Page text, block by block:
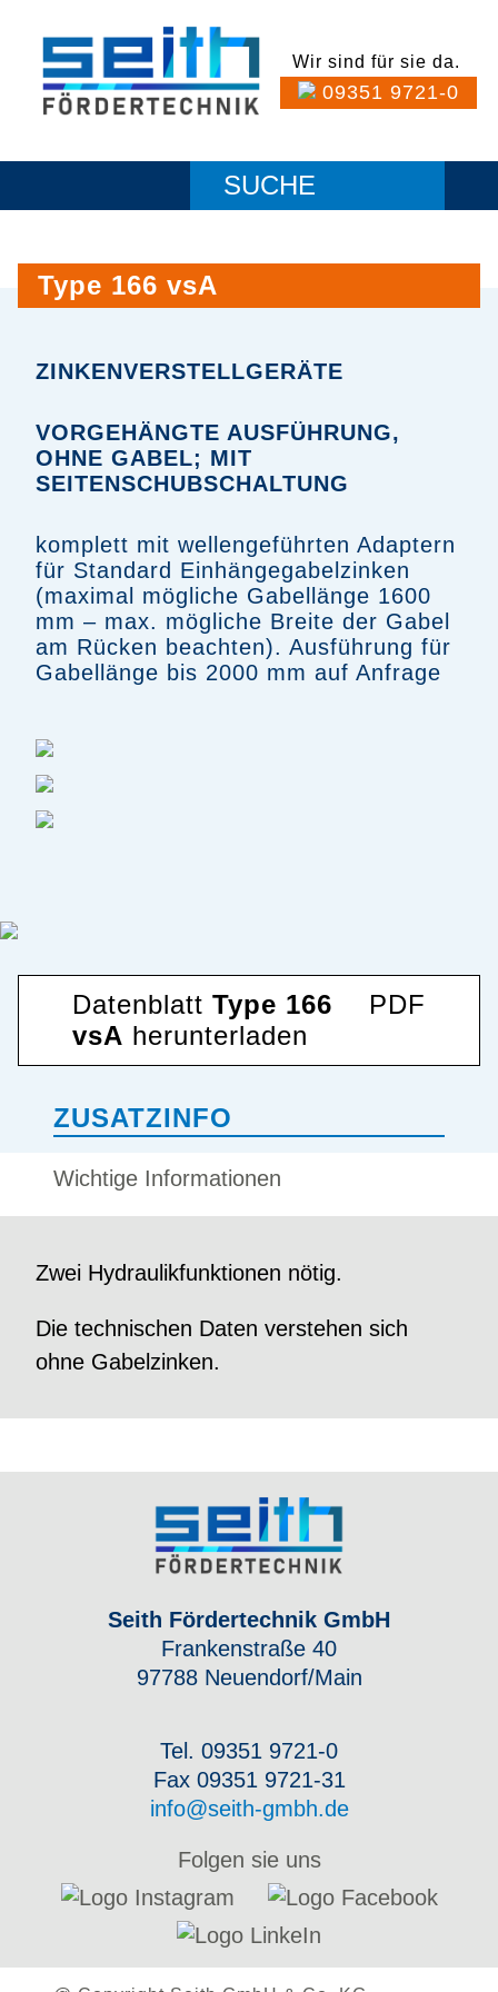
Wir sind für sie da.
09351 9721-0
Type 166 vsA
ZINKENVERSTELLGERÄTE
VORGEHÄNGTE AUSFÜHRUNG,
OHNE GABEL; MIT
SEITENSCHUBSCHALTUNG
komplett mit wellengeführten Adaptern
für Standard Einhängegabelzinken
(maximal mögliche Gabellänge 1600
mm – max. mögliche Breite der Gabel
am Rücken beachten). Ausführung für
Gabellänge bis 2000 mm auf Anfrage
Datenblatt Type 166
vsA herunterladen
PDF
ZUSATZINFO
Wichtige Informationen
Zwei Hydraulikfunktionen nötig.
Die technischen Daten verstehen sich
ohne Gabelzinken.
Seith Fördertechnik GmbH
Frankenstraße 40
97788 Neuendorf/Main
Tel. 09351 9721-0
Fax 09351 9721-31
info@seith-gmbh.de
Folgen sie uns